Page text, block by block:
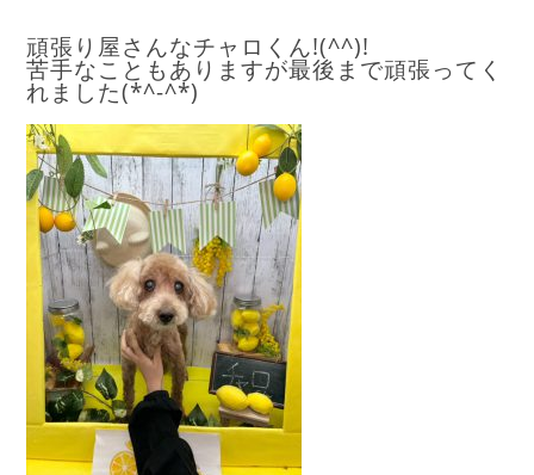
頑張り屋さんなチャロくん!(^^)!
苦手なこともありますが最後まで頑張ってく
れました(*^-^*)